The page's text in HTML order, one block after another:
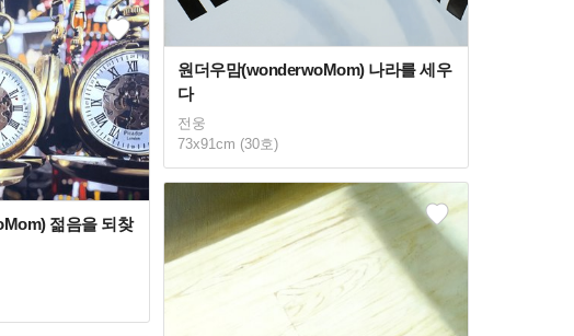
원더우맘(wonderwoMom) 나라를 세우
다
전웅
73x91cm (30호)
젊음을 되찾